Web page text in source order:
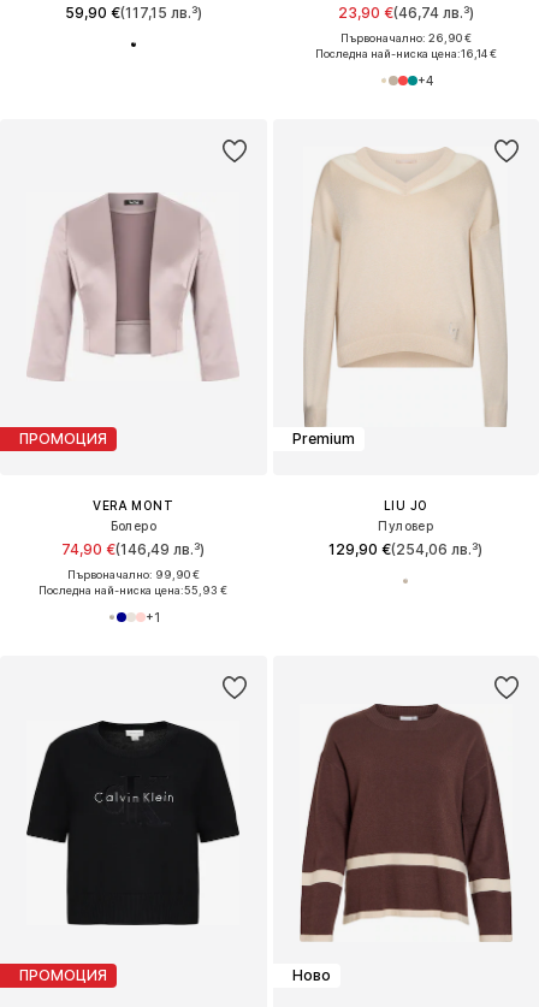
59,90 €(117,15 лв.³) 23,90 €(46,74 лв.³)
Първоначално: 26,90 €
Последна най-ниска цена:16,14 €
+4
ПРОМОЦИЯ
VERA MONT
Болеро
74,90 €(146,49 лв.³)
Първоначално: 99,90 €
Последна най-ниска цена:55,93 €
+1
Premium
LIU JO
Пуловер
129,90 €(254,06 лв.³)
ПРОМОЦИЯ Ново